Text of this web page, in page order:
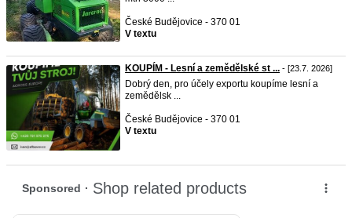
České Budějovice - 370 01
V textu
KOUPÍM - Lesní a zemědělské st ... - [23.7. 2026]
Dobrý den, pro účely exportu koupíme lesní a
zemědělsk ...
České Budějovice - 370 01
V textu